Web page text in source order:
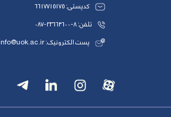
کدپستی: 6617715175
تلفن: 8-33664600-087
پست الکترونیک: info@uok.ac.ir